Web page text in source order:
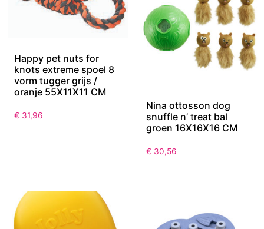
Happy pet nuts for
knots extreme spoel 8
vorm tugger grijs /
oranje 55X11X11 CM
€ 31,96
Nina ottosson dog
snuffle n’ treat bal
groen 16X16X16 CM
€ 30,56